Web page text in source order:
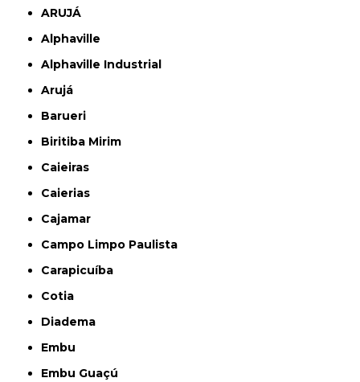
ARUJÁ
Alphaville
Alphaville Industrial
Arujá
Barueri
Biritiba Mirim
Caieiras
Caierias
Cajamar
Campo Limpo Paulista
Carapicuíba
Cotia
Diadema
Embu
Embu Guaçú